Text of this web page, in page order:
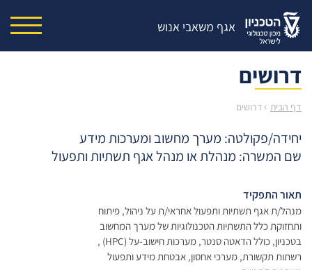
אגף משאבי אנוש
דרושים
דף הבית › דרושים
יחידה/פקולטה: מערך מחשוב ומערכות מידע
שם המשרה: מנהלת או מנהל אגף תשתיות ותפעול
תאור התפקיד
מנהל/ת אגף תשתיות ותפעול אחראי/ת על ניהול, פיתוח
ותחזוקת כלל התשתיות הטכנולוגיות של מערך המחשוב
בטכניון, כולל הדאטה סנטר, מערכות חישוב-על (HPC) ,
רשתות תקשורת, מערכי אחסון, אבטחת מידע ותפעול